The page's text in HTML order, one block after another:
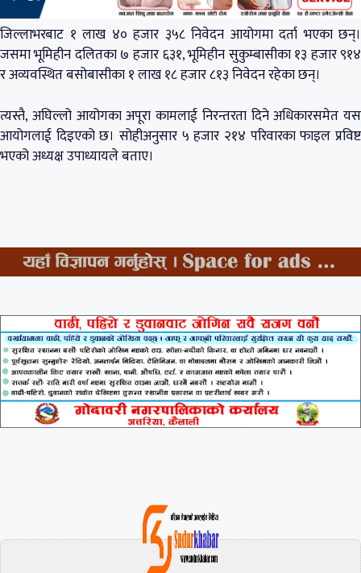
जिल्लाभरबाट १ लाख ४० हजार ३५८ निवेदन आयोगमा दर्ता भएका छन्।
जसमा भूमिहीन दलितका ७ हजार ६३१, भूमिहीन सुकुम्बासीका १३ हजार ९१४
र अव्यवस्थित बसोबासीका १ लाख १८ हजार ८१३ निवेदन रहेका छन्।
त्यस्तै, अघिल्लो आयोगका अपूरा कामलाई निरन्तरता दिने अधिकारसमेत यस
आयोगलाई दिइएको छ। सोहीअनुसार ५ हजार २१४ परिवारका फाइल प्रविष्ट
भएको अध्यक्ष उपाध्यायले बताए।